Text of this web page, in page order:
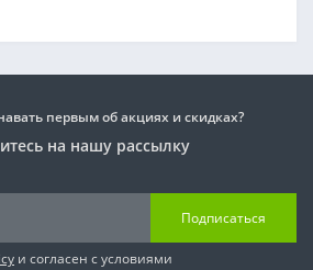
первым об акциях и скидках?
на нашу рассылку
Подписаться
и согласен с условиями